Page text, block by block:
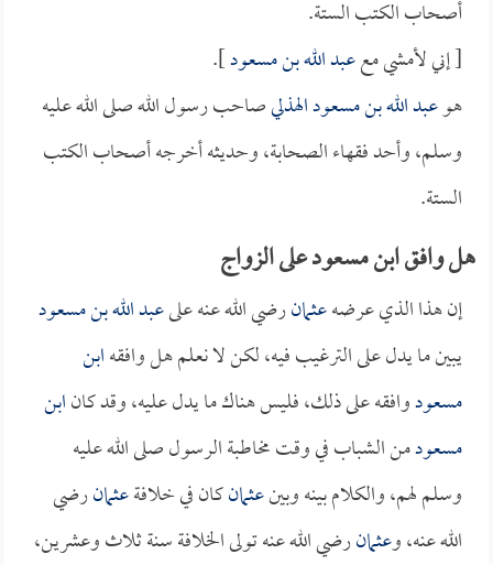
أصحاب الكتب الستة.
[ إني لأمشي مععبد الله بن مسعود].
هوعبد الله بن مسعود الهذليصاحب رسول الله صلى الله عليه
وسلم، وأحد فقهاء الصحابة، وحديثه أخرجه أصحاب الكتب
الستة.
هل وافق ابن مسعود على الزواج
إن هذا الذي عرضهعثمانرضي الله عنه علىعبد الله بن مسعود
يبين ما يدل على الترغيب فيه، لكن لا نعلم هل وافقهابن
مسعودوافقه على ذلك، فليس هناك ما يدل عليه، وقد كانابن
مسعودمن الشباب في وقت مخاطبة الرسول صلى الله عليه
وسلم لهم، والكلام بينه وبينعثمانكان في خلافةعثمانرضي
الله عنه، وعثمانرضي الله عنه تولى الخلافة سنة ثلاث وعشرين،